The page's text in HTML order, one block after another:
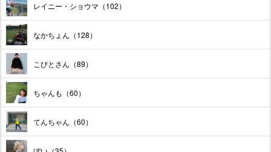
レイニー・ショウマ（102）
なかちょん（128）
こびとさん（89）
ちゃんも（60）
てんちゃん（60）